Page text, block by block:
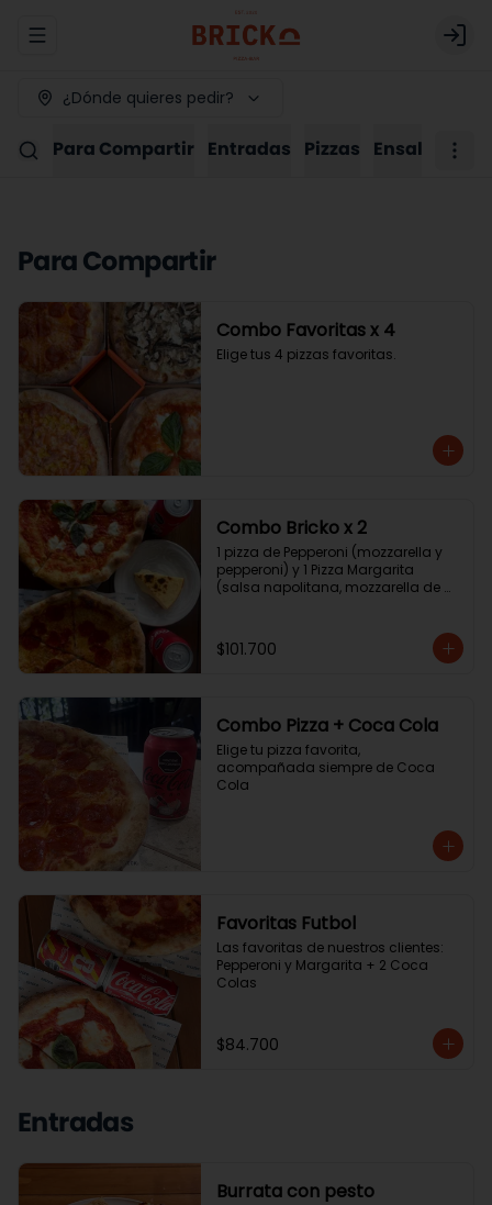
Abrir menu de navegación Login
¿Dónde quieres pedir?
Para Compartir Entradas Pizzas Ensaladas
Para Compartir
Combo Favoritas x 4
Elige tus 4 pizzas favoritas.
Combo Bricko x 2
1 pizza de Pepperoni (mozzarella y
pepperoni) y 1 Pizza Margarita
(salsa napolitana, mozzarella de
$101.700
Combo Pizza + Coca Cola
Elige tu pizza favorita,
acompañada siempre de Coca
Cola
Favoritas Futbol
Las favoritas de nuestros clientes:
Pepperoni y Margarita + 2 Coca
Colas
$84.700
Entradas
Burrata con pesto